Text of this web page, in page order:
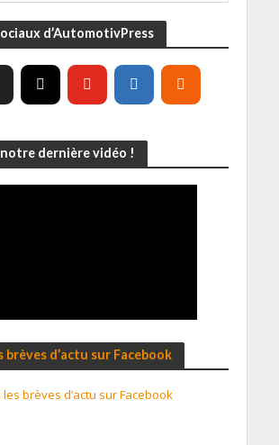
d’AutomotivPress
notre dernière vidéo !
brèves d’actu sur Facebook
brèves d’actu sur Facebook